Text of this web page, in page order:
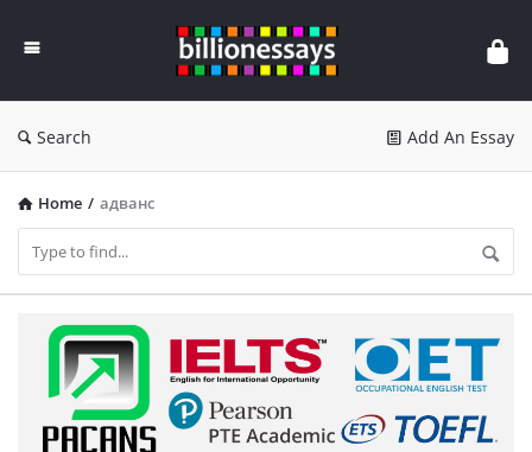
Essays
Search Add An Essay
Home / адванс